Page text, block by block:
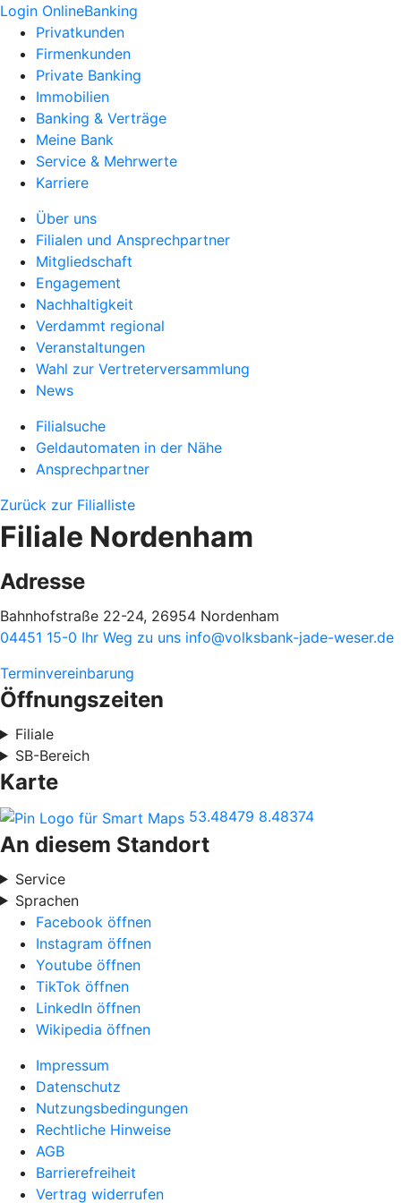
Login OnlineBanking
Privatkunden
Firmenkunden
Private Banking
Immobilien
Banking & Verträge
Meine Bank
Service & Mehrwerte
Karriere
Über uns
Filialen und Ansprechpartner
Mitgliedschaft
Engagement
Nachhaltigkeit
Verdammt regional
Veranstaltungen
Wahl zur Vertreterversammlung
News
Filialsuche
Geldautomaten in der Nähe
Ansprechpartner
Zurück zur Filialliste
Filiale Nordenham
Adresse
Bahnhofstraße 22-24, 26954 Nordenham
04451 15-0 Ihr Weg zu uns info@volksbank-jade-weser.de
Terminvereinbarung
Öffnungszeiten
Filiale
SB-Bereich
Karte
53.48479 8.48374
An diesem Standort
Service
Sprachen
Facebook öffnen
Instagram öffnen
Youtube öffnen
TikTok öffnen
LinkedIn öffnen
Wikipedia öffnen
Impressum
Datenschutz
Nutzungsbedingungen
Rechtliche Hinweise
AGB
Barrierefreiheit
Vertrag widerrufen